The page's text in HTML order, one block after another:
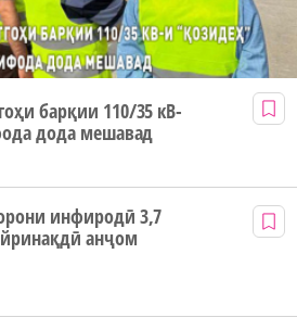
барқии 110/35 кВ-
дода мешавад
инфиродӣ 3,7
анҷом